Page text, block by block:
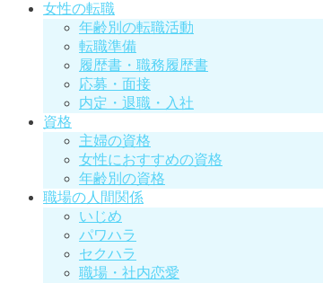
女性の転職
年齢別の転職活動
転職準備
履歴書・職務履歴書
応募・面接
内定・退職・入社
資格
主婦の資格
女性におすすめの資格
年齢別の資格
職場の人間関係
いじめ
パワハラ
セクハラ
職場・社内恋愛